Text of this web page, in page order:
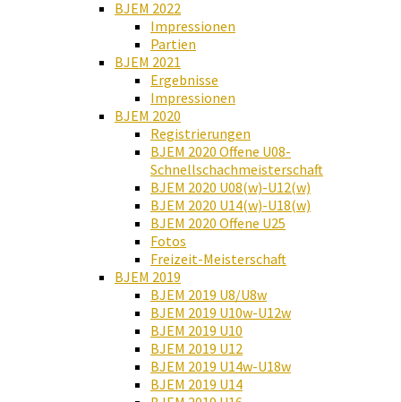
BJEM 2022
Impressionen
Partien
BJEM 2021
Ergebnisse
Impressionen
BJEM 2020
Registrierungen
BJEM 2020 Offene U08-
Schnellschachmeisterschaft
BJEM 2020 U08(w)-U12(w)
BJEM 2020 U14(w)-U18(w)
BJEM 2020 Offene U25
Fotos
Freizeit-Meisterschaft
BJEM 2019
BJEM 2019 U8/U8w
BJEM 2019 U10w-U12w
BJEM 2019 U10
BJEM 2019 U12
BJEM 2019 U14w-U18w
BJEM 2019 U14